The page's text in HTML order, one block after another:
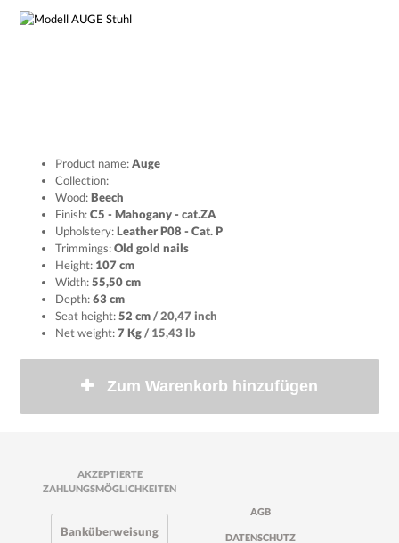
Product name:Auge
Collection:
Wood:Beech
Finish:C5 - Mahogany - cat.ZA
Upholstery:Leather P08 - Cat. P
Trimmings:Old gold nails
Height: 107 cm
Width:55,50 cm
Depth:63 cm
Seat height:52 cm/ 20,47 inch
Net weight:7 Kg/ 15,43 lb
Zum Warenkorb hinzufügen
AKZEPTIERTE
ZAHLUNGSMÖGLICHKEITEN
Banküberweisung
AGB
DATENSCHUTZ